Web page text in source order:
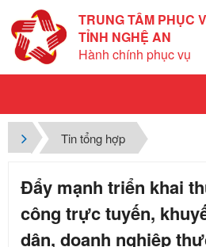
TRUNG TÂM PHỤC
TỈNH NGHỆ AN
Hành chính phục vụ
Tin tổng hợp
Đẩy mạnh triển khai
công trực tuyến,
dân, doanh nghiệp